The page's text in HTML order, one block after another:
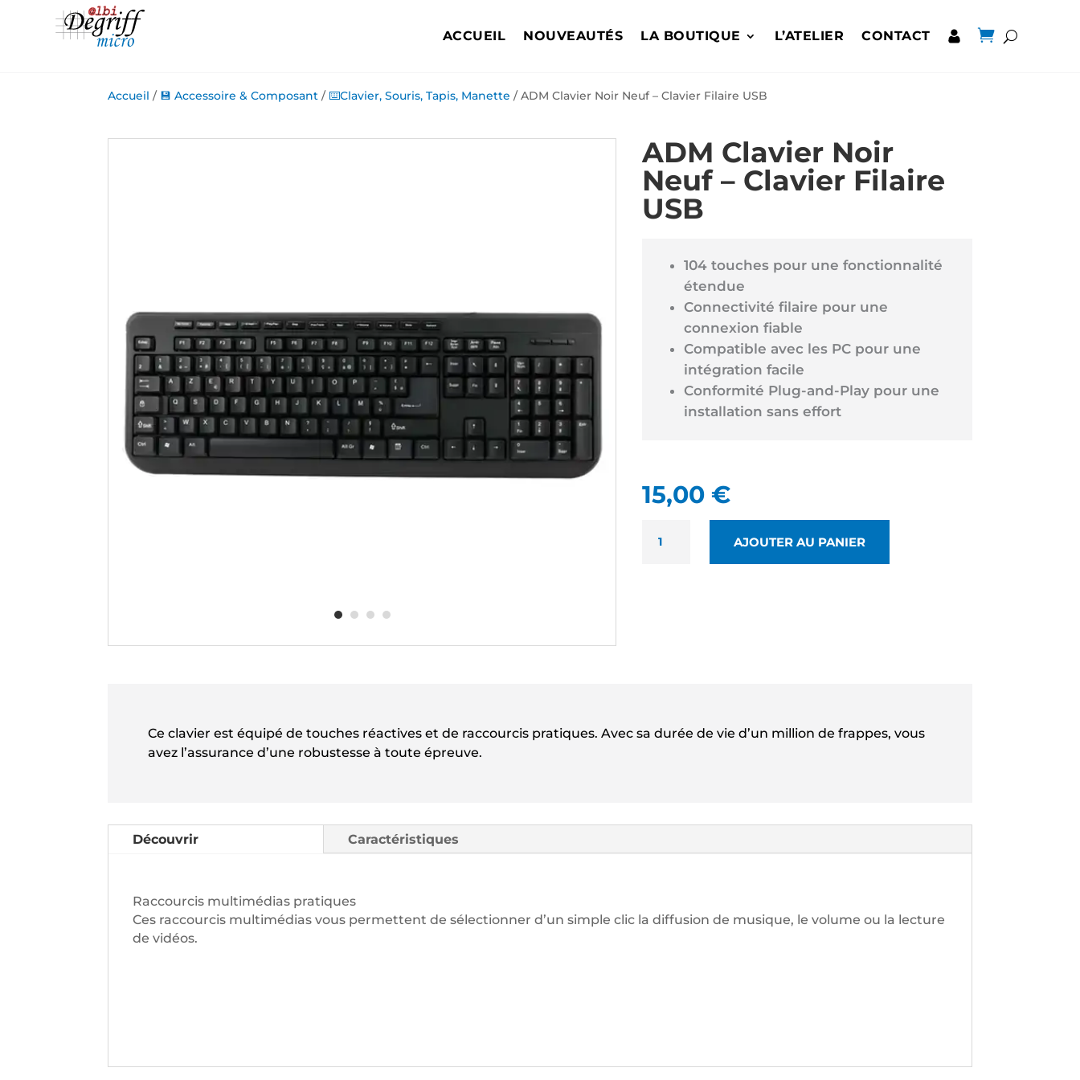
ACCUEIL NOUVEAUTÉS LA BOUTIQUE L’ATELIER CONTACT 
Accueil / 💾 Accessoire & Composant / ⌨️Clavier, Souris, Tapis, Manette / ADM Clavier Noir Neuf – Clavier Filaire USB
ADM Clavier Noir
Neuf – Clavier Filaire
USB
104 touches pour une fonctionnalité
étendue
Connectivité filaire pour une
connexion fiable
Compatible avec les PC pour une
intégration facile
Conformité Plug-and-Play pour une
installation sans effort
15,00 €
AJOUTER AU PANIER
Ce clavier est équipé de touches réactives et de raccourcis pratiques. Avec sa durée de vie d’un million de frappes, vous
avez l’assurance d’une robustesse à toute épreuve.
Découvrir Caractéristiques
Raccourcis multimédias pratiques
Ces raccourcis multimédias vous permettent de sélectionner d’un simple clic la diffusion de musique, le volume ou la lecture
de vidéos.